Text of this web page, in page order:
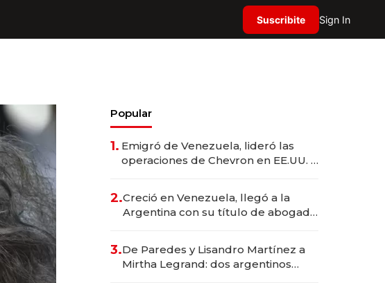
Suscribite Sign In
Popular
1. Emigró de Venezuela, lideró las
operaciones de Chevron en EE.UU. y
2.Creció en Venezuela, llegó a la
Argentina con su título de abogado
marcas "fast premium"
3.De Paredes y Lisandro Martínez a
Mirtha Legrand: dos argentinos